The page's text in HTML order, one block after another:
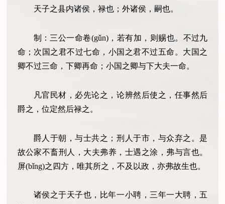
天子之县内诸侯，禄也；外诸侯，嗣也。
制：三公一命卷(gǔn)，若有加，则赐也。不过九
命；次国之君不过七命，小国之君不过五命。大国之
卿不过三命，下卿再命；小国之卿与下大夫一命。
凡官民材，必先论之，论辨然后使之，任事然后
爵之，位定然后禄之。
爵人于朝，与士共之；刑人于市，与众弃之。是
故公家不畜刑人，大夫弗养，士遇之涂，弗与言也。
屏(bǐng)之四方，唯其所之，不及以政，亦弗故生也。
诸侯之于天子也，比年一小聘，三年一大聘，五